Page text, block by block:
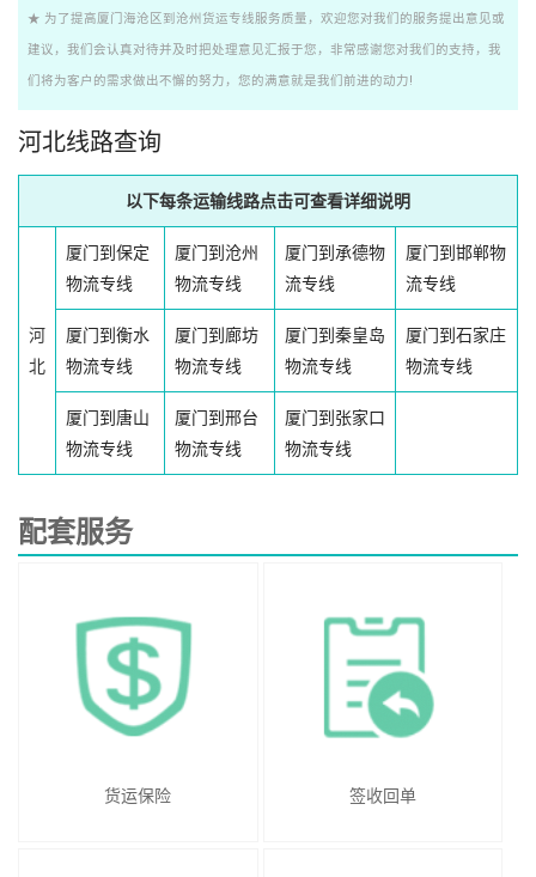
★ 为了提高厦门海沧区到沧州货运专线服务质量，欢迎您对我们的服务提出意见或
建议，我们会认真对待并及时把处理意见汇报于您，非常感谢您对我们的支持，我
们将为客户的需求做出不懈的努力，您的满意就是我们前进的动力!
河北线路查询
以下每条运输线路点击可查看详细说明
河
北
厦门到保定
物流专线
厦门到沧州
物流专线
厦门到承德物
流专线
厦门到邯郸物
流专线
厦门到衡水
物流专线
厦门到廊坊
物流专线
厦门到秦皇岛
物流专线
厦门到石家庄
物流专线
厦门到唐山
物流专线
厦门到邢台
物流专线
厦门到张家口
物流专线
配套服务
货运保险 签收回单